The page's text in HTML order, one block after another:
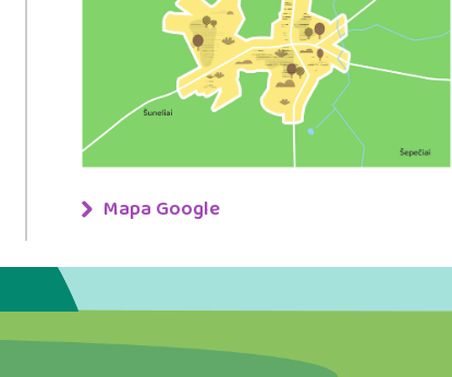
Mapa Google